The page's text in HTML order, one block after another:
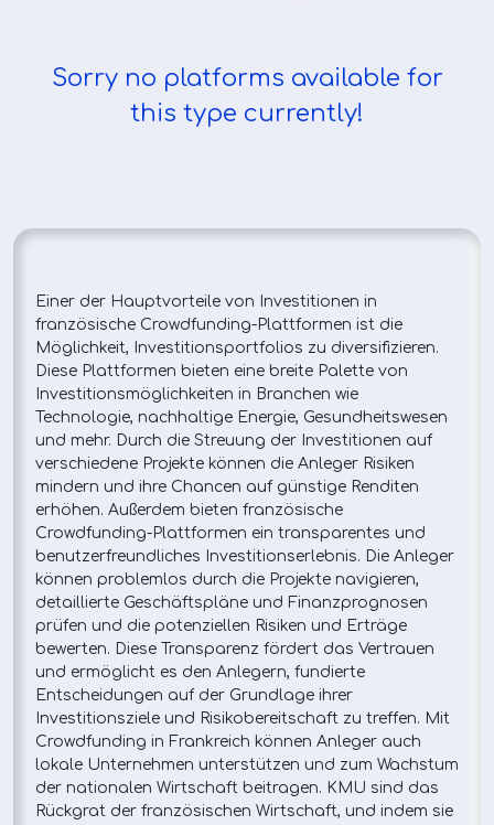
Sorry no platforms available for
this type currently!
Einer der Hauptvorteile von Investitionen in
französische Crowdfunding-Plattformen ist die
Möglichkeit, Investitionsportfolios zu diversifizieren.
Diese Plattformen bieten eine breite Palette von
Investitionsmöglichkeiten in Branchen wie
Technologie, nachhaltige Energie, Gesundheitswesen
und mehr. Durch die Streuung der Investitionen auf
verschiedene Projekte können die Anleger Risiken
mindern und ihre Chancen auf günstige Renditen
erhöhen. Außerdem bieten französische
Crowdfunding-Plattformen ein transparentes und
benutzerfreundliches Investitionserlebnis. Die Anleger
können problemlos durch die Projekte navigieren,
detaillierte Geschäftspläne und Finanzprognosen
prüfen und die potenziellen Risiken und Erträge
bewerten. Diese Transparenz fördert das Vertrauen
und ermöglicht es den Anlegern, fundierte
Entscheidungen auf der Grundlage ihrer
Investitionsziele und Risikobereitschaft zu treffen. Mit
Crowdfunding in Frankreich können Anleger auch
lokale Unternehmen unterstützen und zum Wachstum
der nationalen Wirtschaft beitragen. KMU sind das
Rückgrat der französischen Wirtschaft, und indem sie